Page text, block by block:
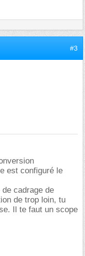
#3
est configuré le
cadrage de
de trop loin, tu
Il te faut un scope